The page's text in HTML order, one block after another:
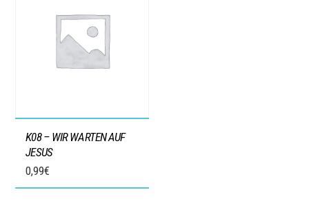
K08 – WIR WARTEN AUF
JESUS
0,99€